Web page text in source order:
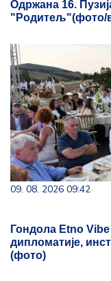
Одржана 16.
"Родитељ"(фото/
09. 08. 2026 09:42
Гондола Etno
дипломатије,
(фото)